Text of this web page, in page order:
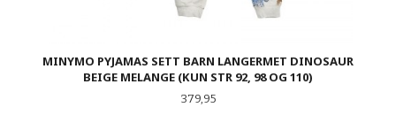
MINYMO PYJAMAS SETT BARN LANGERMET DINOSAUR
BEIGE MELANGE (KUN STR 92, 98 OG 110)
Pris
379,95